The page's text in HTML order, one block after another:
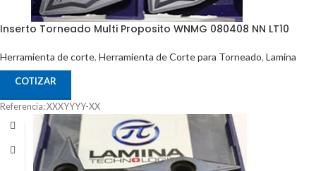
Inserto Torneado Multi Proposito WNMG 080408 NN LT10
Herramienta de corte, Herramienta de Corte para Torneado, Lamina
COTIZAR
Referencia: XXXYYYY-XX